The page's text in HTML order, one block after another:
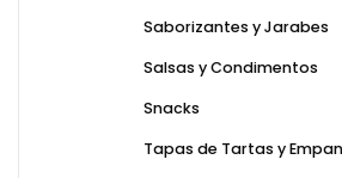
Saborizantes y Jarabes
Salsas y Condimentos
Snacks
Tapas de Tartas y